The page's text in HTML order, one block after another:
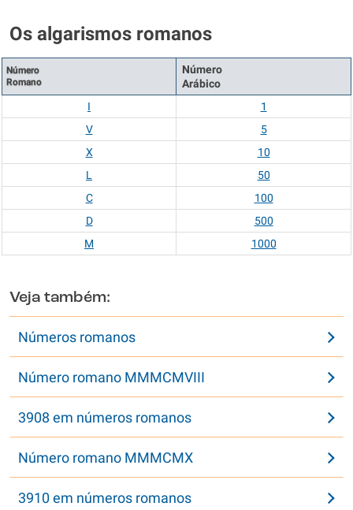
Os algarismos romanos
Número
Romano
Número
Arábico
I
1
V
5
X
10
L
50
C
100
D
500
M
1000
Veja também:
Números romanos
Número romano MMMCMVIII
3908 em números romanos
Número romano MMMCMX
3910 em números romanos